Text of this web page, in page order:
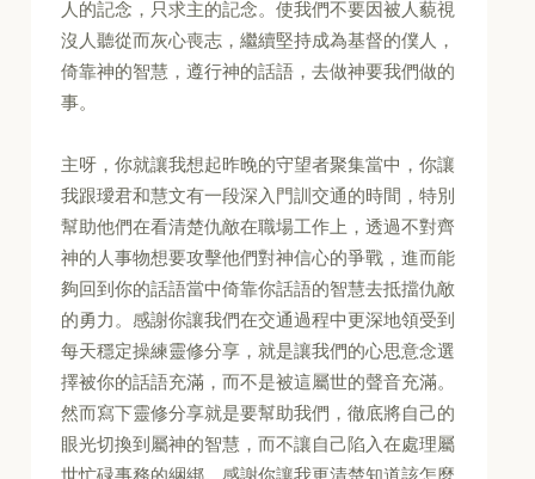
人的記念，只求主的記念。使我們不要因被人藐視
沒人聽從而灰心喪志，繼續堅持成為基督的僕人，
倚靠神的智慧，遵行神的話語，去做神要我們做的
事。
主呀，你就讓我想起昨晚的守望者聚集當中，你讓
我跟璦君和慧文有一段深入門訓交通的時間，特別
幫助他們在看清楚仇敵在職場工作上，透過不對齊
神的人事物想要攻擊他們對神信心的爭戰，進而能
夠回到你的話語當中倚靠你話語的智慧去抵擋仇敵
的勇力。感謝你讓我們在交通過程中更深地領受到
每天穩定操練靈修分享，就是讓我們的心思意念選
擇被你的話語充滿，而不是被這屬世的聲音充滿。
然而寫下靈修分享就是要幫助我們，徹底將自己的
眼光切換到屬神的智慧，而不讓自己陷入在處理屬